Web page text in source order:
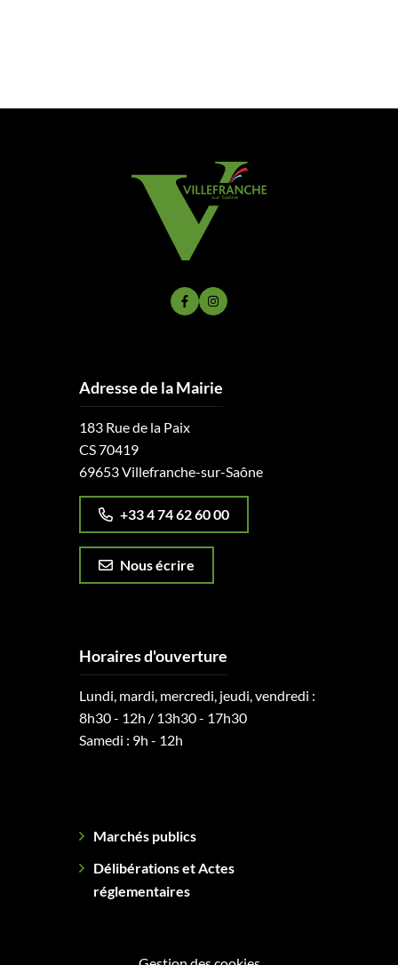
Lien vers le compte Facebook
Lien vers le compte Instagram
Adresse de la Mairie
183 Rue de la Paix
CS 70419
69653 Villefranche-sur-Saône
+33 4 74 62 60 00
Nous écrire
Horaires d'ouverture
Lundi, mardi, mercredi, jeudi, vendredi :
8h30 - 12h / 13h30 - 17h30
Samedi : 9h - 12h
Marchés publics
Délibérations et Actes
réglementaires